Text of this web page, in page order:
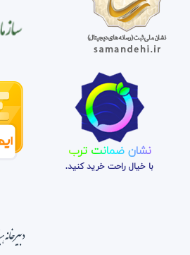
نشان ضمانت ترب
با خیال راحت خرید کنید.